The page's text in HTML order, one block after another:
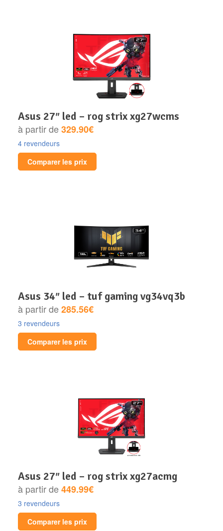
asus 27″ led – rog strix xg27wcms
à partir de329.90€
4 revendeurs
Comparer les prix
asus 34″ led – tuf gaming vg34vq3b
à partir de285.56€
3 revendeurs
Comparer les prix
asus 27″ led – rog strix xg27acmg
à partir de449.99€
3 revendeurs
Comparer les prix